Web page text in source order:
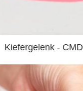
Kiefergelenk - CMD